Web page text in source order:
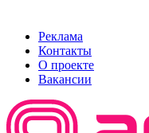
Реклама
Контакты
О проекте
Вакансии